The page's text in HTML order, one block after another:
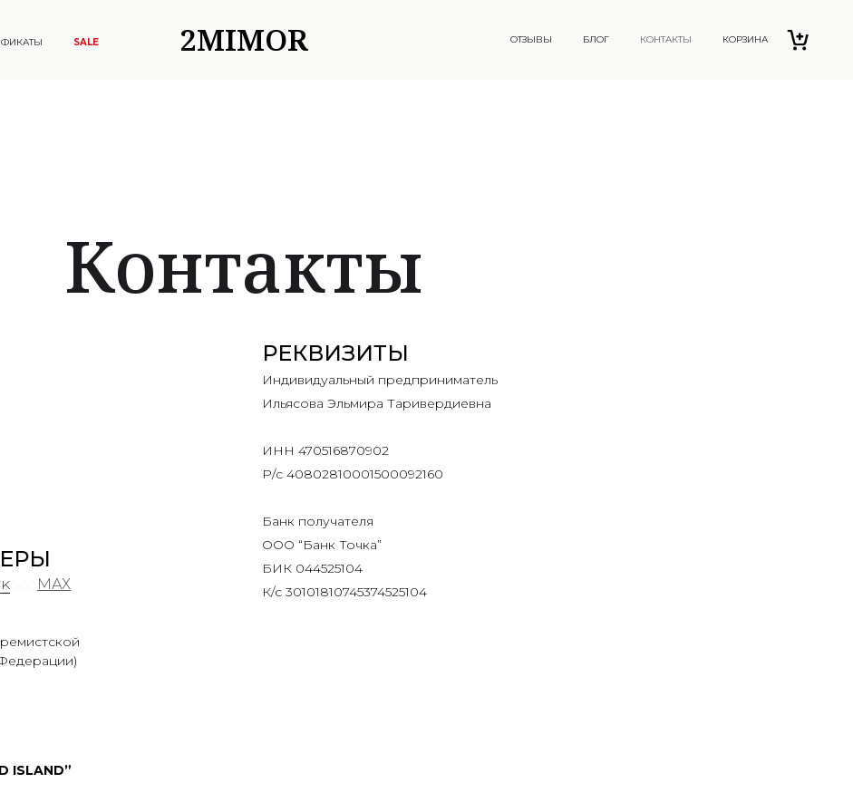
2MIMOR
SALE ОТЗЫВЫ БЛОГ КОНТАКТЫ КОРЗИНА
Контакты
МАХ
ISLAND”
РЕКВИЗИТЫ
Индивидуальный предприниматель
Ильясова Эльмира Таривердиевна
ИНН 470516870902
Р/с 40802810001500092160
Банк получателя
ООО “Банк Точка”
БИК 044525104
К/с 30101810745374525104